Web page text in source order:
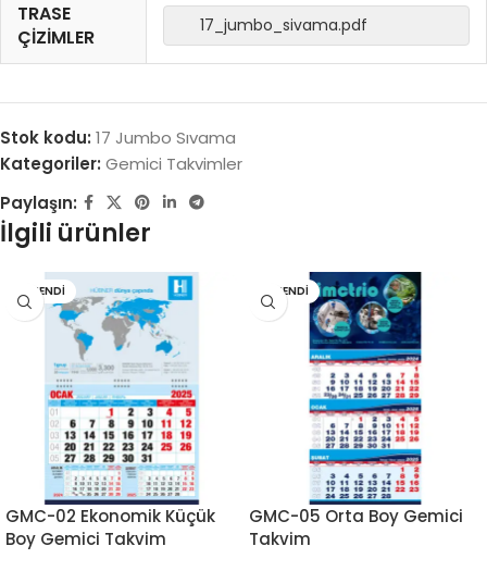
TRASE
ÇIZIMLER
17_jumbo_sivama.pdf
Stok kodu: 17 Jumbo Sıvama
Kategoriler: Gemici Takvimler
Paylaşın:
İlgili ürünler
TÜKENDI
GMC-02 Ekonomik Küçük
Boy Gemici Takvim
TÜKENDI
GMC-05 Orta Boy Gemici
Takvim